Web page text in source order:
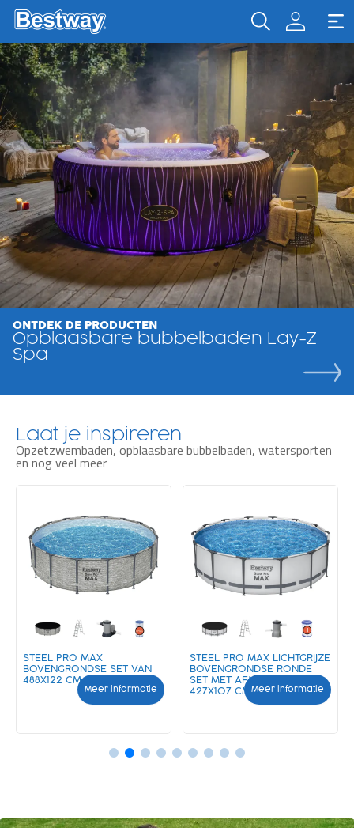
ONTDEK DE PRODUCTEN
Opblaasbare bubbelbaden Lay-Z
Spa
Laat je inspireren
Opzetzwembaden, opblaasbare bubbelbaden, watersporten
en nog veel meer
STEEL PRO MAX
BOVENGRONDSE SET VAN
488X122 CM STEENMOTIEF
Meer informatie
STEEL PRO MAX LICHTGRIJZE
BOVENGRONDSE RONDE
SET MET AFMETINGEN
427X107 CM
Meer informatie